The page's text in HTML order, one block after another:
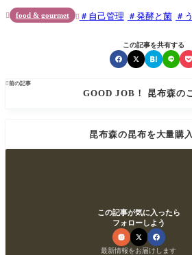
 food & gourmet  自己管理 発酵と菌
この記事を共有する
前の記事
GOOD JOB！ 昆布森の
昆布森の昆布を大量購入
この記事が気に入ったら
フォローしよう
最新情報をお届けします